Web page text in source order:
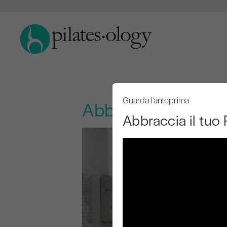
Abbraccia il tuo
Guarda l'anteprima
Abbraccia il tuo